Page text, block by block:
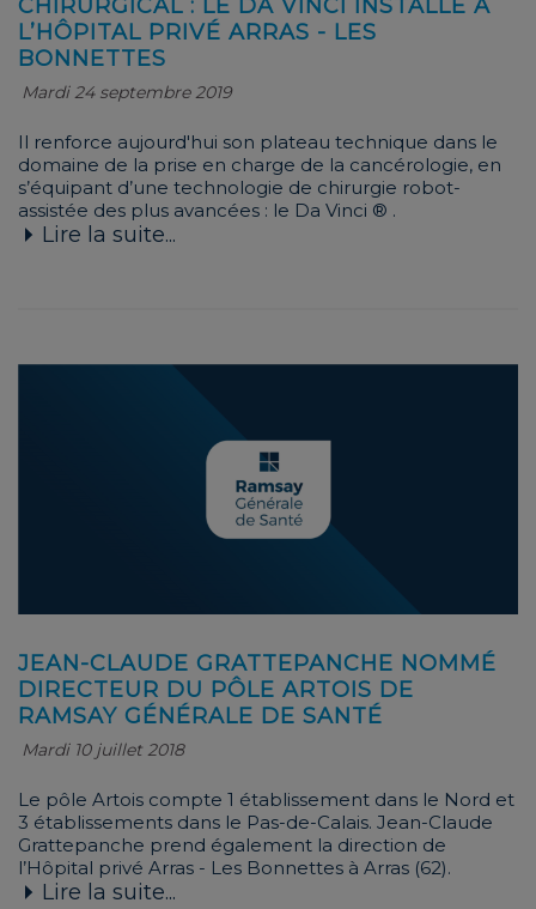
CHIRURGICAL : LE DA VINCI INSTALLÉ À
L’HÔPITAL PRIVÉ ARRAS - LES
BONNETTES
Mardi 24 septembre 2019
Il renforce aujourd'hui son plateau technique dans le
domaine de la prise en charge de la cancérologie, en
s’équipant d’une technologie de chirurgie robot-
assistée des plus avancées : le Da Vinci ® .
Lire la suite...
JEAN-CLAUDE GRATTEPANCHE NOMMÉ
DIRECTEUR DU PÔLE ARTOIS DE
RAMSAY GÉNÉRALE DE SANTÉ
Mardi 10 juillet 2018
Le pôle Artois compte 1 établissement dans le Nord et
3 établissements dans le Pas-de-Calais. Jean-Claude
Grattepanche prend également la direction de
l’Hôpital privé Arras - Les Bonnettes à Arras (62).
Lire la suite...